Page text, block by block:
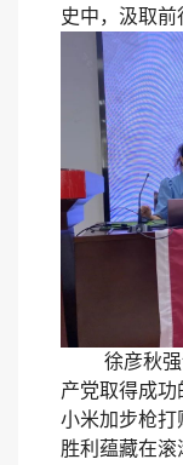
史中，汲取前
徐彦秋
产党取得成功
小米加步枪打
胜利蕴藏在滚